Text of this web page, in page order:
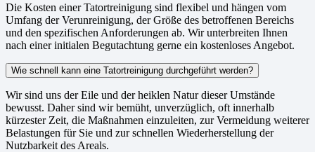
Die Kosten einer Tatortreinigung sind flexibel und hängen vom
Umfang der Verunreinigung, der Größe des betroffenen Bereichs
und den spezifischen Anforderungen ab. Wir unterbreiten Ihnen
nach einer initialen Begutachtung gerne ein kostenloses Angebot.
Wie schnell kann eine Tatortreinigung durchgeführt werden?
Wir sind uns der Eile und der heiklen Natur dieser Umstände
bewusst. Daher sind wir bemüht, unverzüglich, oft innerhalb
kürzester Zeit, die Maßnahmen einzuleiten, zur Vermeidung weiterer
Belastungen für Sie und zur schnellen Wiederherstellung der
Nutzbarkeit des Areals.